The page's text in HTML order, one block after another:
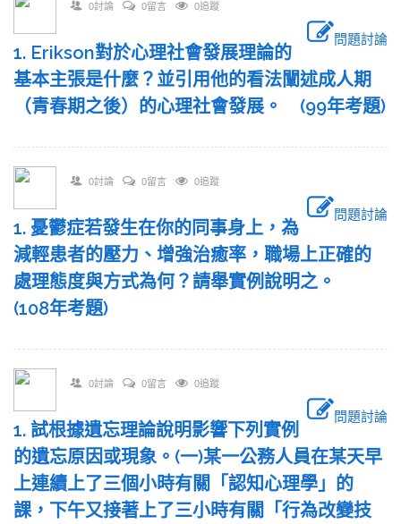
0討論 0留言 0追蹤
問題討論
1. Erikson對於心理社會發展理論的
基本主張是什麼？並引用他的看法闡述成人期
（青春期之後）的心理社會發展。 (99年考題)
0討論 0留言 0追蹤
問題討論
1. 憂鬱症若發生在你的同事身上，為
減輕患者的壓力、增強治癒率，職場上正確的
處理態度與方式為何？請舉實例說明之。
(108年考題)
0討論 0留言 0追蹤
問題討論
1. 試根據遺忘理論說明影響下列實例
的遺忘原因或現象。(一)某一公務人員在某天早
上連續上了三個小時有關「認知心理學」的
課，下午又接著上了三小時有關「行為改變技